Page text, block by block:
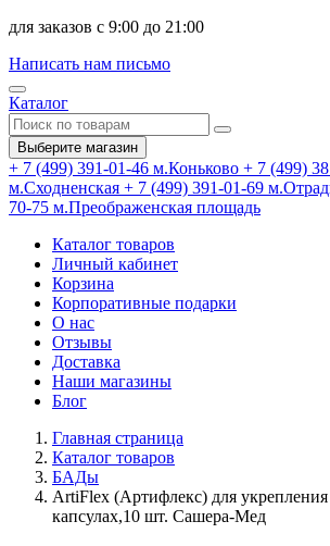
для заказов с 9:00 до 21:00
Написать нам письмо
Каталог
Выберите магазин
+ 7 (499) 391-01-46 м.Коньково + 7 (499)
м.Сходненская + 7 (499) 391-01-69
70-75 м.Преображенская площадь
Каталог товаров
Личный кабинет
Корзина
Корпоративные подарки
О нас
Отзывы
Доставка
Наши магазины
Блог
Главная страница
Каталог товаров
БАДы
ArtiFlex (Артифлекс) для укрепления
капсулах,10 шт. Сашера-Мед